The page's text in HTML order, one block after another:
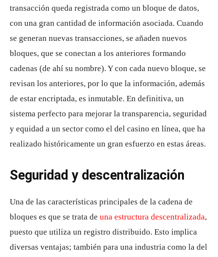
transacción queda registrada como un bloque de datos,
con una gran cantidad de información asociada. Cuando
se generan nuevas transacciones, se añaden nuevos
bloques, que se conectan a los anteriores formando
cadenas (de ahí su nombre). Y con cada nuevo bloque, se
revisan los anteriores, por lo que la información, además
de estar encriptada, es inmutable. En definitiva, un
sistema perfecto para mejorar la transparencia, seguridad
y equidad a un sector como el del casino en línea, que ha
realizado históricamente un gran esfuerzo en estas áreas.
Seguridad y descentralización
Una de las características principales de la cadena de
bloques es que se trata de una estructura descentralizada,
puesto que utiliza un registro distribuido. Esto implica
diversas ventajas; también para una industria como la del